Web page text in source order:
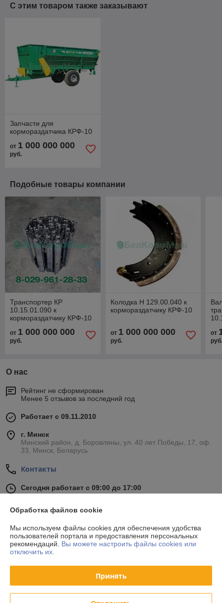
С этим товаром также заказывают
Запчасти для
кормораздатчика КРФ-10
от 1 000 000 000
руб.
Подобные товары компании
Транспортер КР
10.15.01.090 к
кормораздатчику КРФ-10
от 1 000 000 000
руб.
Колодка Н 129.00.040 к
кормораздатчику КРФ-10
от 1 000 000 000
руб.
от
О нас
Рейтинг не сформирован
Менее 5 отзывов за последний год
Работает с 09.11.2010
г. Минск
Минский район, д. Боровляны, ул. 40 лет Победы, 17, оф.
33, Минск, Беларусь
Контакты
Сегодня работает с 09:00 до 17:00
Показать весь график работы
Отзывы о магазине
34 отзывов за всё время
24.10.2020
Покупатель
Обработка файлов cookie
Мы используем файлы cookies для обеспечения удобства
пользователей портала и предоставления персональных
рекомендаций. Вы можете настроить файлы cookies или
отключить их.
Принять